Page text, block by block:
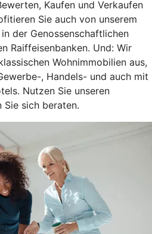
Kaufen und Verkaufen
Sie auch von unserem
der Genossenschaftlichen
Raiffeisenbanken. Und: Wir
Wohnimmobilien aus,
, Handels- und auch mit
Nutzen Sie unseren
Sie sich beraten.